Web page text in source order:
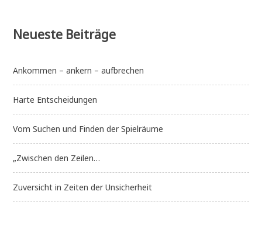
Neueste Beiträge
Ankommen – ankern – aufbrechen
Harte Entscheidungen
Vom Suchen und Finden der Spielräume
„Zwischen den Zeilen…
Zuversicht in Zeiten der Unsicherheit